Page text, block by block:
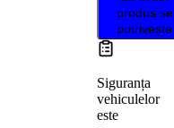
produs se
potrivește
Siguranța
vehiculelor
este